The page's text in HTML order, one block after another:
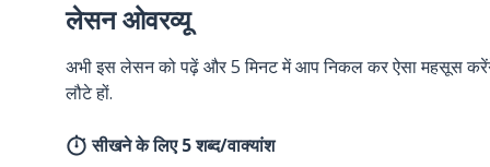
लेसन ओवरव्यू
अभी इस लेसन को पढ़ें और 5 मिनट में आप निकल कर ऐसा महसूस
लौटे हों.
सीखने के लिए 5 शब्द/वाक्यांश